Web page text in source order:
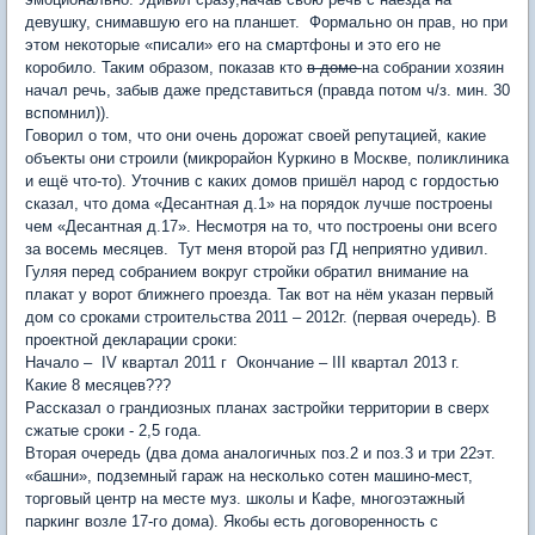
девушку, снимавшую его на планшет. Формально он прав, но при
этом некоторые «писали» его на смартфоны и это его не
коробило. Таким образом, показав кто в домена собрании хозяин
начал речь, забыв даже представиться (правда потом ч/з. мин. 30
вспомнил)).
Говорил о том, что они очень дорожат своей репутацией, какие
объекты они строили (микрорайон Куркино в Москве, поликлиника
и ещё что-то). Уточнив с каких домов пришёл народ с гордостью
сказал, что дома «Десантная д.1» на порядок лучше построены
чем «Десантная д.17». Несмотря на то, что построены они всего
за восемь месяцев. Тут меня второй раз ГД неприятно удивил.
Гуляя перед собранием вокруг стройки обратил внимание на
плакат у ворот ближнего проезда. Так вот на нём указан первый
дом со сроками строительства 2011 – 2012г. (первая очередь). В
проектной декларации сроки:
Начало – IV квартал 2011 г Окончание – III квартал 2013 г.
Какие 8 месяцев???
Рассказал о грандиозных планах застройки территории в сверх
сжатые сроки - 2,5 года.
Вторая очередь (два дома аналогичных поз.2 и поз.3 и три 22эт.
«башни», подземный гараж на несколько сотен машино-мест,
торговый центр на месте муз. школы и Кафе, многоэтажный
паркинг возле 17-го дома). Якобы есть договоренность с